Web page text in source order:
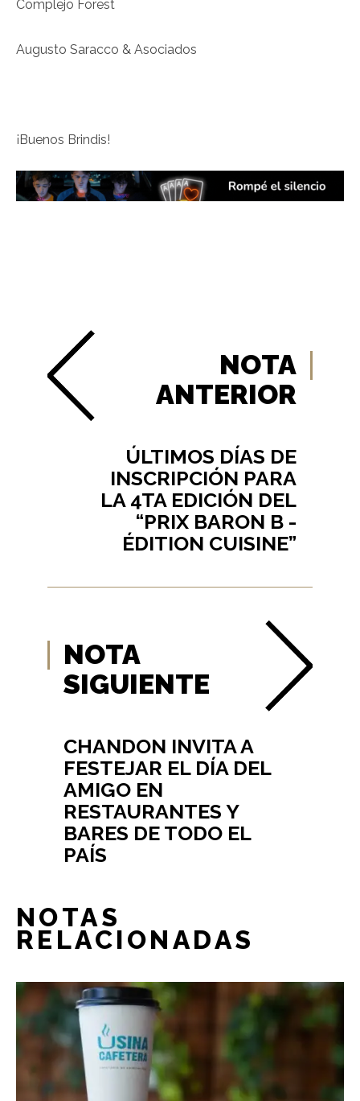
Complejo Forest
Augusto Saracco & Asociados
¡Buenos Brindis!
NOTA
ANTERIOR
ÚLTIMOS DÍAS DE
INSCRIPCIÓN PARA
LA 4TA EDICIÓN DEL
“PRIX BARON B -
ÉDITION CUISINE”
NOTA
SIGUIENTE
CHANDON INVITA A
FESTEJAR EL DÍA DEL
AMIGO EN
RESTAURANTES Y
BARES DE TODO EL
PAÍS
NOTAS
RELACIONADAS